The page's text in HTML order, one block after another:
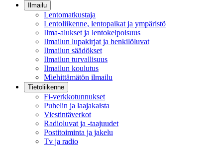
Ilmailu
Lentomatkustaja
Lentoliikenne, lentopaikat ja ympäristö
Ilma-alukset ja lentokelpoisuus
Ilmailun lupakirjat ja henkilöluvat
Ilmailun säädökset
Ilmailun turvallisuus
Ilmailun koulutus
Miehittämätön ilmailu
Tietoliikenne
Fi-verkkotunnukset
Puhelin ja laajakaista
Viestintäverkot
Radioluvat ja -taajuudet
Postitoiminta ja jakelu
Tv ja radio